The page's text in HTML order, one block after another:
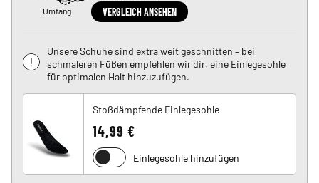
Umfang VERGLEICH ANSEHEN
Unsere Schuhe sind extra weit geschnitten – bei
schmaleren Füßen empfehlen wir dir, eine Einlegesohle
für optimalen Halt hinzuzufügen.
Stoßdämpfende Einlegesohle
14,99 €
Einlegesohle hinzufügen